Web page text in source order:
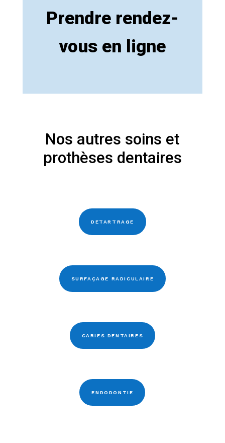
Prendre rendez-
vous en ligne
Nos autres soins et
prothèses dentaires
DETARTRAGE
SURFAÇAGE RADICULAIRE
CARIES DENTAIRES
ENDODONTIE